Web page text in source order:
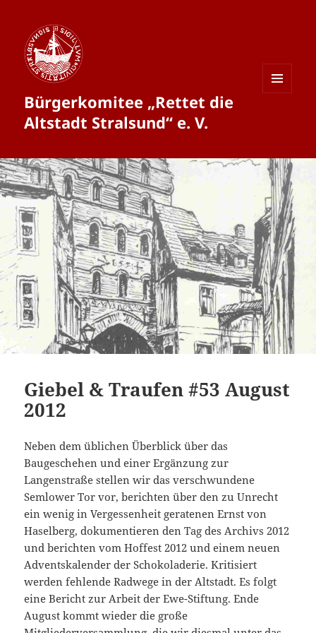
Bürgerkomitee „Rettet die
Altstadt Stralsund“ e. V.
Giebel & Traufen #53 August
2012
Neben dem üblichen Überblick über das
Baugeschehen und einer Ergänzung zur
Langenstraße stellen wir das verschwundene
Semlower Tor vor, berichten über den zu Unrecht
ein wenig in Vergessenheit geratenen Ernst von
Haselberg, dokumentieren den Tag des Archivs 2012
und berichten vom Hoffest 2012 und einem neuen
Adventskalender der Schokoladerie. Kritisiert
werden fehlende Radwege in der Altstadt. Es folgt
eine Bericht zur Arbeit der Ewe-Stiftung. Ende
August kommt wieder die große